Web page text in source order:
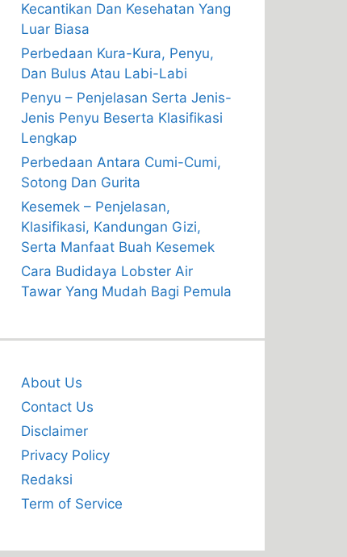
Kecantikan Dan Kesehatan Yang
Luar Biasa
Perbedaan Kura-Kura, Penyu,
Dan Bulus Atau Labi-Labi
Penyu – Penjelasan Serta Jenis-
Jenis Penyu Beserta Klasifikasi
Lengkap
Perbedaan Antara Cumi-Cumi,
Sotong Dan Gurita
Kesemek – Penjelasan,
Klasifikasi, Kandungan Gizi,
Serta Manfaat Buah Kesemek
Cara Budidaya Lobster Air
Tawar Yang Mudah Bagi Pemula
About Us
Contact Us
Disclaimer
Privacy Policy
Redaksi
Term of Service